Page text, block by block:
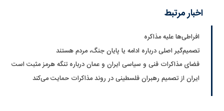
اخبار مرتبط
افراطی‌ها علیه مذاکره
تصمیم‌گیر اصلی درباره ادامه یا پایان جنگ، مردم هستند
فضای مذاکرات فنی و سیاسی ایران و عمان درباره تنگه هرمز مثبت است
ایران از تصمیم رهبران فلسطینی در روند مذاکرات حمایت می‌کند